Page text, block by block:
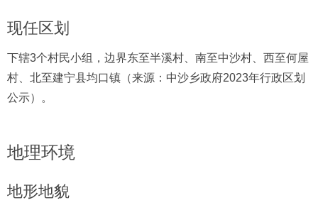
现任区划
下辖3个村民小组，边界东至半溪村、南至中沙村、西至何屋
村、北至建宁县均口镇（来源：中沙乡政府2023年行政区划
公示）。
地理环境
地形地貌